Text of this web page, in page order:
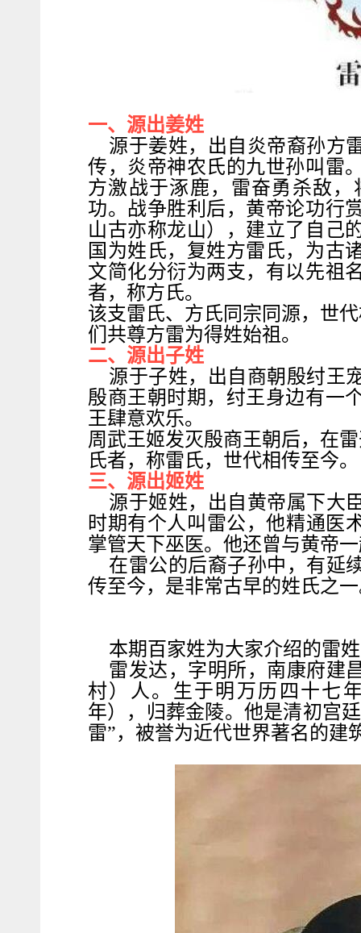
一、源出姜姓
源于姜姓，出自炎帝裔孙方
传，炎帝神农氏的九世孙叫雷
方激战于涿鹿，雷奋勇杀敌
功。战争胜利后，黄帝论功行
山古亦称龙山），建立了自己
国为姓氏，复姓方雷氏，为古
文简化分衍为两支，有以先祖
者，称方氏。
该支雷氏、方氏同宗同源，世
们共尊方雷为得姓始祖。
二、源出子姓
源于子姓，出自商朝殷纣王
殷商王朝时期，纣王身边有一
王肆意欢乐。
周武王姬发灭殷商王朝后，在
氏者，称雷氏，世代相传至今。
三、源出姬姓
源于姬姓，出自黄帝属下大
时期有个人叫雷公，他精通医
掌管天下巫医。他还曾与黄帝
在雷公的后裔子孙中，有延
传至今，是非常古早的姓氏之
本期百家姓为大家介绍的雷
雷发达，字明所，南康府建
村）人。生于明万历四十七
年），归葬金陵。他是清初宫
雷”，被誉为近代世界著名的建